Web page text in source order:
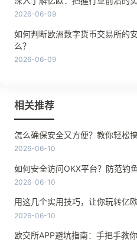
2026-06-09
如何判断欧洲数字货币交易所的
么？
2026-06-09
相关推荐
怎么确保安全又方便？教你轻松
2026-06-10
如何安全访问OKX平台？防范钓
2026-06-10
用这几个实用技巧，让你玩转亿
2026-06-10
欧交所APP避坑指南：手把手教